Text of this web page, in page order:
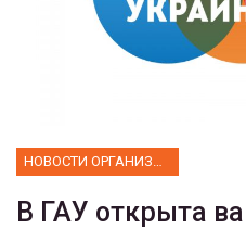
В ГАУ открыта